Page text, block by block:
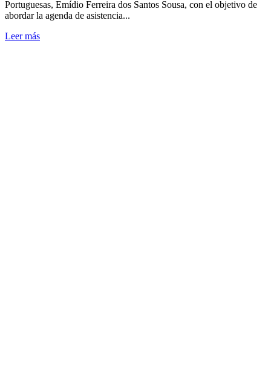
Portuguesas, Emídio Ferreira dos Santos Sousa, con el objetivo de
abordar la agenda de asistencia...
Leer más